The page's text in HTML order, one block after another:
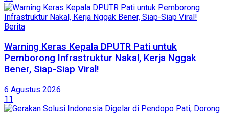
Berita
Warning Keras Kepala DPUTR Pati untuk
Pemborong Infrastruktur Nakal, Kerja Nggak
Bener, Siap-Siap Viral!
6 Agustus 2026
11